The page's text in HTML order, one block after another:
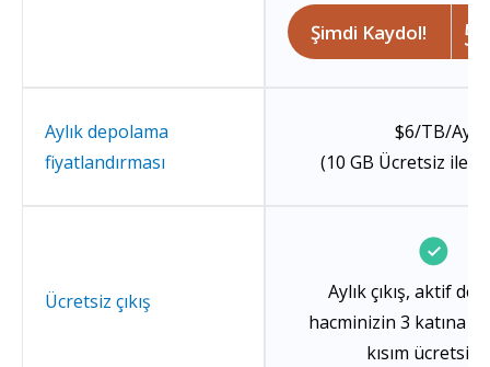
Şimdi Kaydol!
Aylık depolama
fiyatlandırması
$6/TB/Ay
(10 GB Ücretsiz ile
Ücretsiz çıkış
Aylık çıkış, aktif
hacminizin 3 katına
kısım